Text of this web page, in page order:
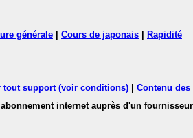
générale Cours de japonais
Rapidité
tout support (voir conditions)
Contenu des
internet auprès d'un fournisseur